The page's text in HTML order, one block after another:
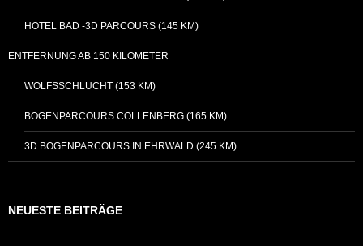
HOTEL BAD -3D PARCOURS (145 KM)
ENTFERNUNG AB 150 KILOMETER
WOLFSSCHLUCHT (153 KM)
BOGENPARCOURS COLLENBERG (165 KM)
3D BOGENPARCOURS IN EHRWALD (245 KM)
NEUESTE BEITRÄGE